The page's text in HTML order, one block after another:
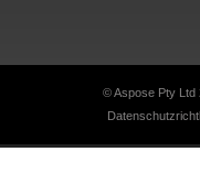
© Aspose Pty Ltd